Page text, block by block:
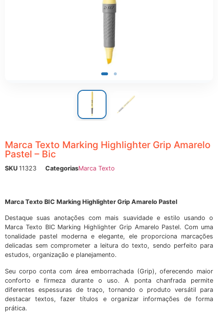
Marca Texto Marking Highlighter Grip Amarelo
Pastel – Bic
SKU 11323 CategoriasMarca Texto
Marca Texto BIC Marking Highlighter Grip Amarelo Pastel
Destaque suas anotações com mais suavidade e estilo usando o
Marca Texto BIC Marking Highlighter Grip Amarelo Pastel. Com uma
tonalidade pastel moderna e elegante, ele proporciona marcações
delicadas sem comprometer a leitura do texto, sendo perfeito para
estudos, organização e planejamento.
Seu corpo conta com área emborrachada (Grip), oferecendo maior
conforto e firmeza durante o uso. A ponta chanfrada permite
diferentes espessuras de traço, tornando o produto versátil para
destacar textos, fazer títulos e organizar informações de forma
prática.